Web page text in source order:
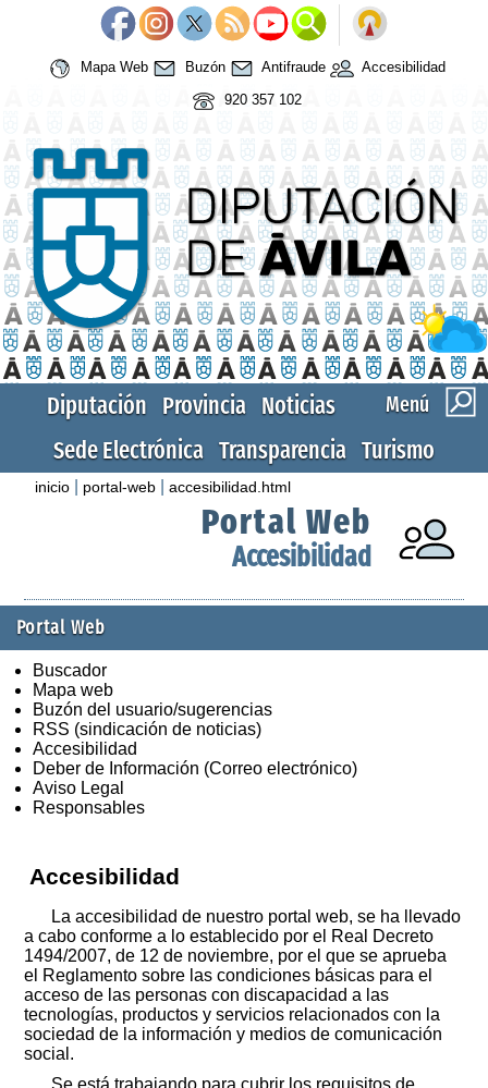
Mapa Web Buzón Antifraude
Accesibilidad
920 357 102
Menú
Diputación Provincia Noticias
Sede Electrónica Transparencia Turismo
inicio portal-web |accesibilidad.html
Portal Web
Accesibilidad
Portal Web
Buscador
Mapa web
Buzón del usuario/sugerencias
RSS (sindicación de noticias)
Accesibilidad
Deber de Información (Correo electrónico)
Aviso Legal
Responsables
Accesibilidad
La accesibilidad de nuestro portal web, se ha llevado
a cabo conforme a lo establecido por el Real Decreto
1494/2007, de 12 de noviembre, por el que se aprueba
el Reglamento sobre las condiciones básicas para el
acceso de las personas con discapacidad a las
tecnologías, productos y servicios relacionados con la
sociedad de la información y medios de comunicación
social.
Se está trabajando para cubrir los requisitos de